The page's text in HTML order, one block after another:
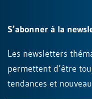
S’abonner à la
Les newsletters
permettent d’être
tendances et